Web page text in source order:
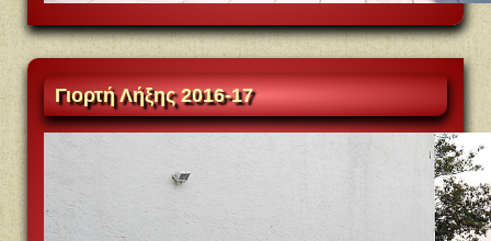
ΓιορτήΛήξης 2016-17